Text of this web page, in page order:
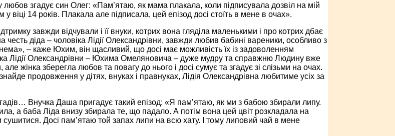
згадує син Олег: «Пам’ятаю, як мама плакала, коли підписувала дозвіл на мій
віці 14 років. Плакала але підписала, цей епізод досі стоїть в мене в очах».
завжди відчували і її внуки, котрих вона гляділа маленькими і про котрих дбає
діда – чоловіка Лідії Олександрівни, завжди любив бабині вареники, особливо з
– каже Юхим, він щасливий, що досі має можливість їх із задоволенням
Лідії Олександрівни – Юхима Омеляновича – дуже мудру та справжню Людину вже
жінка зберегла любов та повагу до нього і досі сумує та згадує зі слізьми на очах.
продовження у дітях, внуках і правнуках, Лідія Олександрівна любитиме усіх за
Внучка Даша пригадує такий епізод: «Я пам’ятаю, як ми з бабою збирали липу.
а баба Ліда внизу збирала те, що падало. А потім вона цей цвіт розкладала на
сушитися. Досі пам’ятаю той запах липи на всю хату. І тому липовий чай в мене